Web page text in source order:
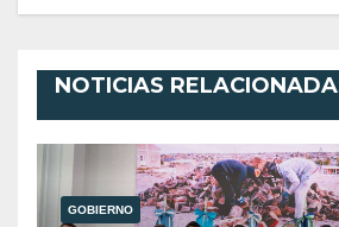
NOTICIAS
GOBIERNO